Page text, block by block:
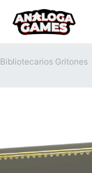
Bibliotecarios Gritones